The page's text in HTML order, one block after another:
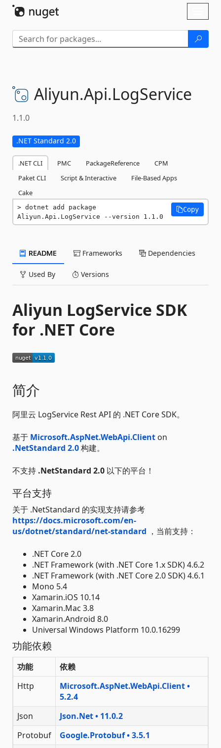
Aliyun.Api.LogService
1.1.0
.NET Standard 2.0
.NET CLI PMC PackageReference
CPM
Paket CLI
Script & Interactive
File-Based Apps
Cake
dotnet add package
Aliyun.Api.LogService --version 1.1.0
Copy
README Frameworks Dependencies
Used By Versions
Aliyun LogService SDK
for .NET Core
简介
阿里云 LogService Rest API 的 .NET Core SDK。
基于 Microsoft.AspNet.WebApi.Client on
.NetStandard 2.0构建。
不支持 .NetStandard 2.0 以下的平台！
平台支持
关于 .NetStandard 的实现支持请参考
https://docs.microsoft.com/en-
us/dotnet/standard/net-standard ，当前支持：
.NET Core 2.0
.NET Framework (with .NET Core 1.x SDK) 4.6.2
.NET Framework (with .NET Core 2.0 SDK) 4.6.1
Mono 5.4
Xamarin.iOS 10.14
Xamarin.Mac 3.8
Xamarin.Android 8.0
Universal Windows Platform 10.0.16299
功能依赖
功能
依赖
Http
Microsoft.AspNet.WebApi.Client •
5.2.4
Json
Json.Net • 11.0.2
Protobuf
Google.Protobuf • 3.5.1